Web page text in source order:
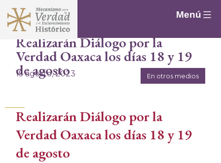
Menú
Realizarán Diálogo por la
Verdad Oaxaca los días 18 y 19
de agosto En otros medios
15 agosto, 2023
Realizarán Diálogo por la
Verdad Oaxaca los días 18 y 19
de agosto